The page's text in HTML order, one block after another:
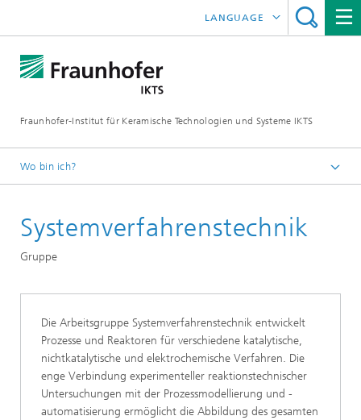
Fraunhofer-Institut für Keramische Technologien und Systeme IKTS
LANGUAGE
ČESKÝ
Wo bin ich?
Systemverfahrenstechnik
Gruppe
Die Arbeitsgruppe Systemverfahrenstechnik entwickelt
Prozesse und Reaktoren für verschiedene katalytische,
nichtkatalytische und elektrochemische Verfahren. Die
enge Verbindung experimenteller reaktionstechnischer
Untersuchungen mit der Prozessmodellierung und -
automatisierung ermöglicht die Abbildung des gesamten